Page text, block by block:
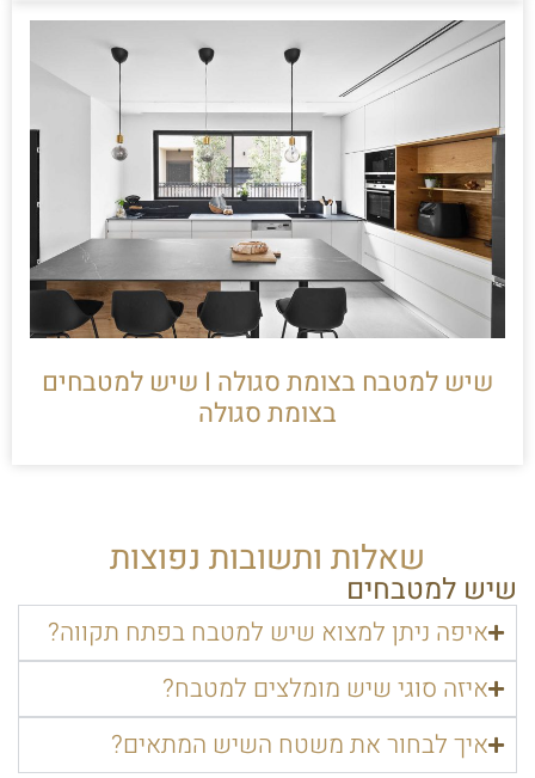
שיש למטבח בצומת סגולה I שיש למטבחים
בצומת סגולה
שאלות ותשובות נפוצות
שיש למטבחים
איפה ניתן למצוא שיש למטבח בפתח תקווה?
איזה סוגי שיש מומלצים למטבח?
איך לבחור את משטח השיש המתאים?